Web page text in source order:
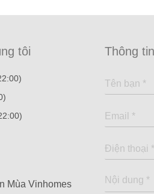
tôi
Mùa Vinhomes
Thông